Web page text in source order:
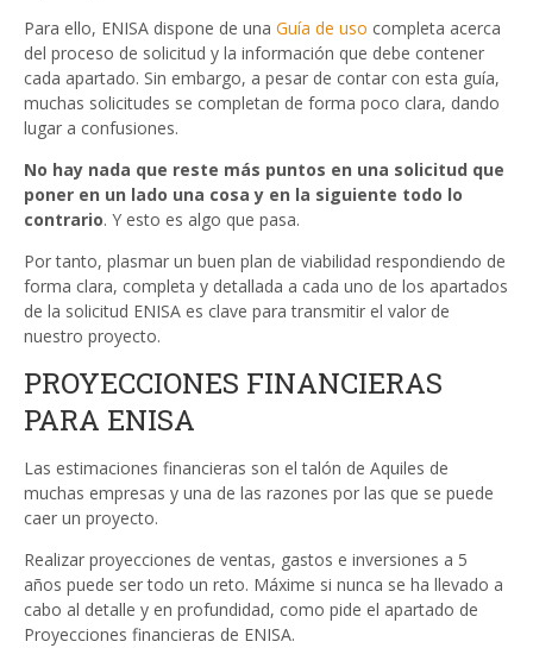
Para ello, ENISA dispone de una Guía de uso completa acerca
del proceso de solicitud y la información que debe contener
cada apartado. Sin embargo, a pesar de contar con esta guía,
muchas solicitudes se completan de forma poco clara, dando
lugar a confusiones.
No hay nada que reste más puntos en una solicitud que
poner en un lado una cosa y en la siguiente todo lo
contrario. Y esto es algo que pasa.
Por tanto, plasmar un buen plan de viabilidad respondiendo de
forma clara, completa y detallada a cada uno de los apartados
de la solicitud ENISA es clave para transmitir el valor de
nuestro proyecto.
PROYECCIONES FINANCIERAS
PARA ENISA
Las estimaciones financieras son el talón de Aquiles de
muchas empresas y una de las razones por las que se puede
caer un proyecto.
Realizar proyecciones de ventas, gastos e inversiones a 5
años puede ser todo un reto. Máxime si nunca se ha llevado a
cabo al detalle y en profundidad, como pide el apartado de
Proyecciones financieras de ENISA.